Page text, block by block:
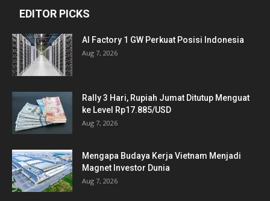
EDITOR PICKS
AI Factory 1 GW Perkuat Posisi Indonesia
Aug 7, 2026
Rally 3 Hari, Rupiah Jumat Ditutup Menguat
ke Level Rp17.885/USD
Aug 7, 2026
Mengapa Budaya Kerja Vietnam Menjadi
Magnet Investor Dunia
Aug 7, 2026